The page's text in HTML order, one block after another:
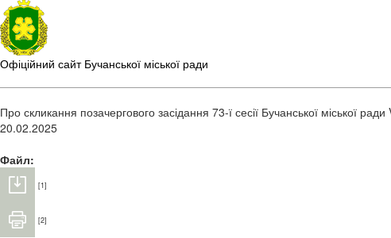
Офіційний сайт Бучанської міської ради
Про скликання позачергового засідання 73-ї сесії Бучанської міської ради
20.02.2025
Файл:
[1]
[2]